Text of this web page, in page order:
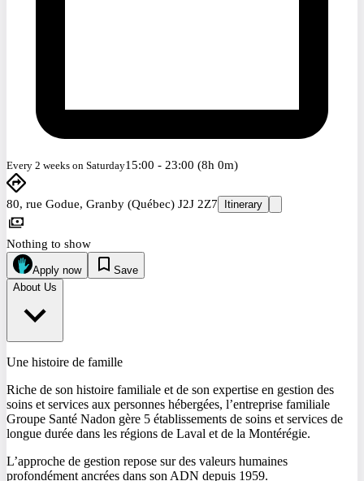
Every 2 weeks on Saturday15:00 - 23:00 (8h 0m)
80, rue Godue, Granby (Québec) J2J 2Z7 Itinerary
Nothing to show
Apply now
Save
About Us
Une histoire de famille
Riche de son histoire familiale et de son expertise en gestion des
soins et services aux personnes hébergées, l’entreprise familiale
Groupe Santé Nadon gère 5 établissements de soins et services de
longue durée dans les régions de Laval et de la Montérégie.
L’approche de gestion repose sur des valeurs humaines
profondément ancrées dans son ADN depuis 1959.